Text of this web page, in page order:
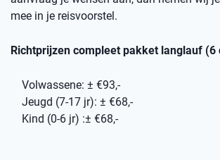
mee in je reisvoorstel.
Richtprijzen compleet pakket langlauf (6
Volwassene: ± €93,-
Jeugd (7-17 jr): ± €68,-
Kind (0-6 jr) :± €68,-